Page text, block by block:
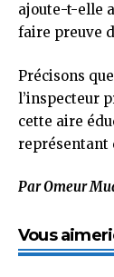
ajoute-t-elle
faire preuve
Précisons
l’inspecteur
cette aire
représentant
Par Omeur
Vous